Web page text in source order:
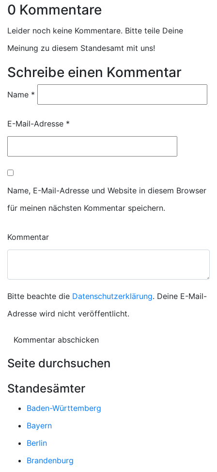
0 Kommentare
Leider noch keine Kommentare. Bitte teile Deine
Meinung zu diesem Standesamt mit uns!
Schreibe einen Kommentar
Name *
E-Mail-Adresse *
Name, E-Mail-Adresse und Website in diesem Browser
für meinen nächsten Kommentar speichern.
Kommentar
Bitte beachte die Datenschutzerklärung. Deine E-Mail-
Adresse wird nicht veröffentlicht.
Seite durchsuchen
Standesämter
Baden-Württemberg
Bayern
Berlin
Brandenburg